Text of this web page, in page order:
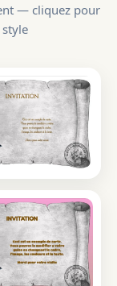
— cliquez pour